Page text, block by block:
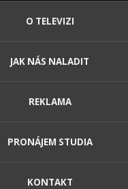
O TELEVIZI
JAK NÁS NALADIT
REKLAMA
PRONÁJEM STUDIA
KONTAKT